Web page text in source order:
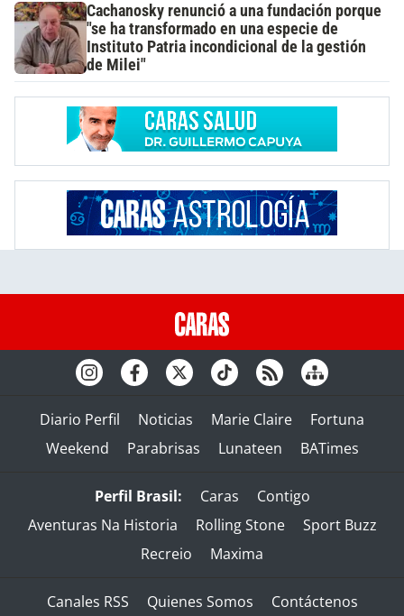
Cachanosky renunció a una fundación porque
"se ha transformado en una especie de
Instituto Patria incondicional de la gestión
de Milei"
Diario Perfil Noticias Marie Claire
Fortuna
Weekend
Parabrisas Lunateen BATimes
Perfil Brasil: Caras
Contigo
Aventuras Na Historia
Rolling Stone
Sport Buzz
Recreio
Maxima
Canales RSS Quienes Somos Contáctenos